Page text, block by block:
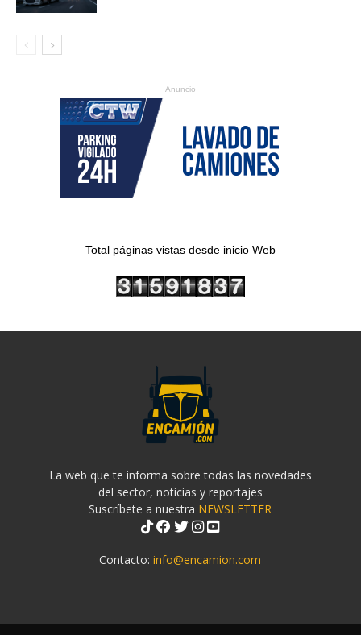
Anuncio
Total páginas vistas desde inicio Web
La web que te informa sobre todas las novedades
del sector, noticias y reportajes
Suscríbete a nuestra NEWSLETTER
Contacto:info@encamion.com